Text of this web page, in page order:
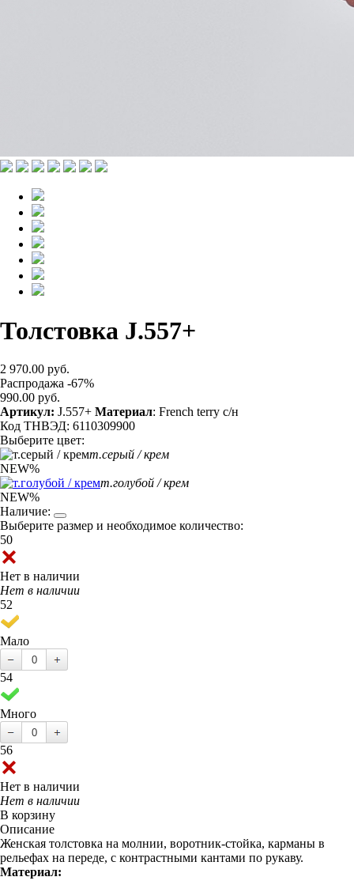
Толстовка J.557+
2 970.00 руб.
Распродажа -67%
990.00 руб.
Артикул: J.557+ Материал: French terry с/н
Код ТНВЭД: 6110309900
Выберите цвет:
т.серый / крем
NEW%
т.голубой / крем
NEW%
Наличие:
Выберите размер и необходимое количество:
50
Нет в наличии
Нет в наличии
52
Мало
54
Много
56
Нет в наличии
Нет в наличии
В корзину
Описание
Женская толстовка на молнии, воротник-стойка, карманы в
рельефах на переде, с контрастными кантами по рукаву.
Материал: